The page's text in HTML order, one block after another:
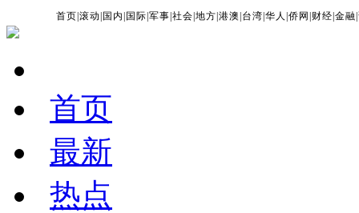
首页 |滚动 国内 国际 |军事 |社会 |地方 |港澳 台湾 |华人 |侨网 财经 |金融 |
首页
最新
热点